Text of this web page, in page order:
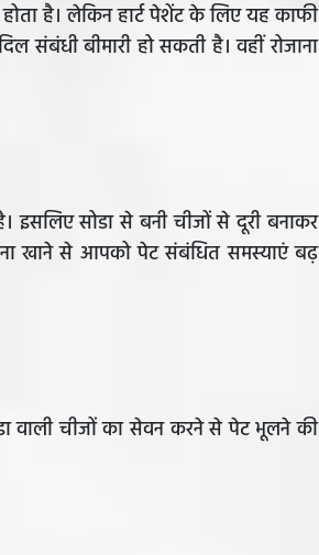
है। लेकिन हार्ट पेशेंट के लिए यह काफी
संबंधी बीमारी हो सकती है। वहीं रोजाना
इसलिए सोडा से बनी चीजों से दूरी बनाकर
खाने से आपको पेट संबंधित समस्याएं बढ़
वाली चीजों का सेवन करने से पेट भूलने की